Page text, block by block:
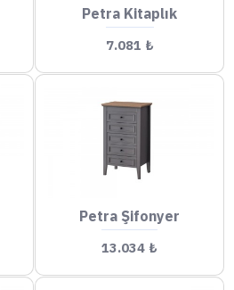
Petra Kitaplık
7.081 ₺
Petra Şifonyer
13.034 ₺